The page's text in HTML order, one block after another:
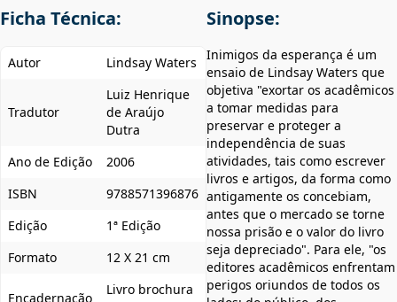
Ficha Técnica:
Autor Lindsay Waters
Tradutor
Luiz Henrique
de Araújo
Dutra
Ano de Edição
2006
ISBN
9788571396876
Edição
1ª Edição
Formato
12 X 21 cm
Encadernação
Livro brochura
Sinopse:
Inimigos da esperança é um
ensaio de Lindsay Waters que
objetiva "exortar os acadêmicos
a tomar medidas para
preservar e proteger a
independência de suas
atividades, tais como escrever
livros e artigos, da forma como
antigamente os concebiam,
antes que o mercado se torne
nossa prisão e o valor do livro
seja depreciado". Para ele, "os
editores acadêmicos enfrentam
perigos oriundos de todos os